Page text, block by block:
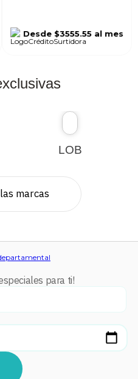
Desde $3555.55 al mes
LOB
marcas
para ti!